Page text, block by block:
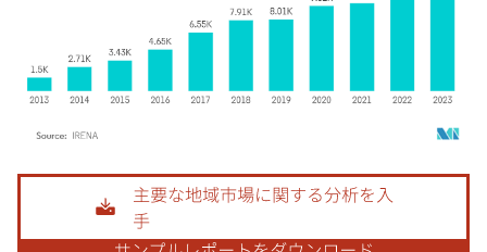
画像 © Mordor Intelligence。再利用にはCC BY 4.0の表示が必要です。